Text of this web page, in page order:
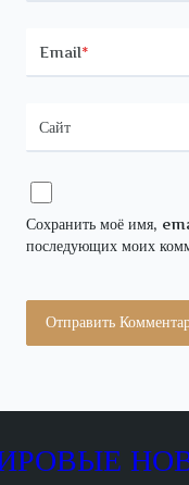
Email*
Сайт
Сохранить моё имя,
последующих моих